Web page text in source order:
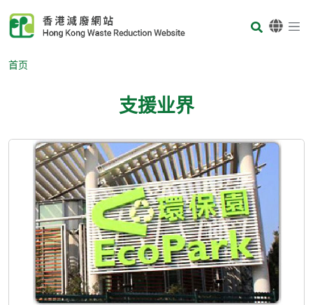
Body
首页
支援业界